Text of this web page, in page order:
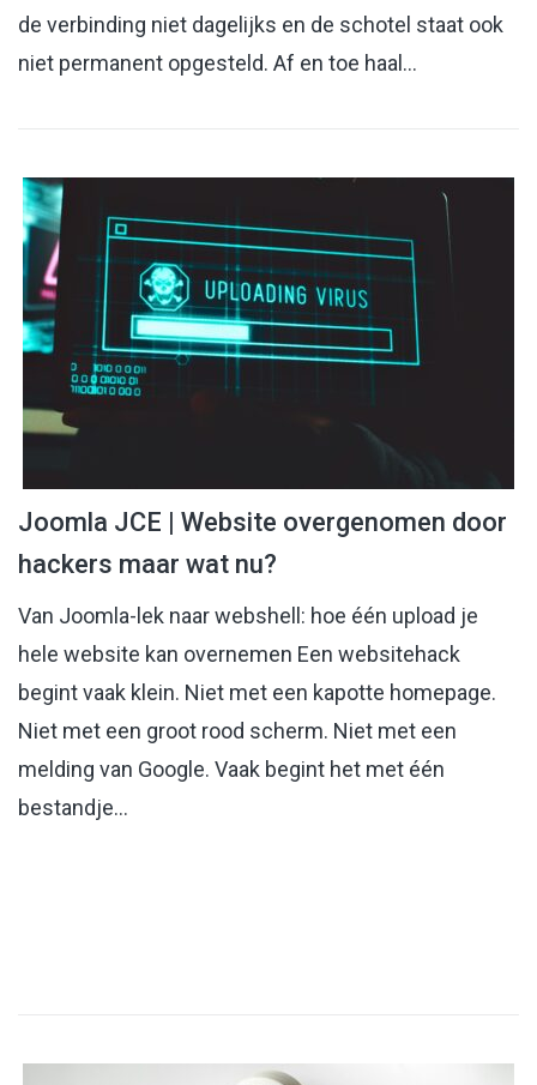
de verbinding niet dagelijks en de schotel staat ook
niet permanent opgesteld. Af en toe haal…
Joomla JCE | Website overgenomen door
hackers maar wat nu?
Van Joomla-lek naar webshell: hoe één upload je
hele website kan overnemen Een websitehack
begint vaak klein. Niet met een kapotte homepage.
Niet met een groot rood scherm. Niet met een
melding van Google. Vaak begint het met één
bestandje…